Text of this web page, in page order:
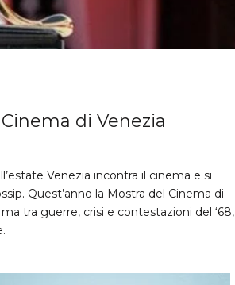
di Venezia
Venezia incontra il cinema e si
Quest’anno la Mostra del Cinema di
tra guerre, crisi e contestazioni del ‘68,